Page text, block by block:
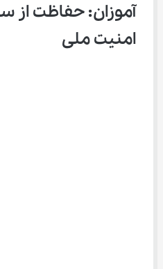
آموزان: حفاظت از
امنیت ملی